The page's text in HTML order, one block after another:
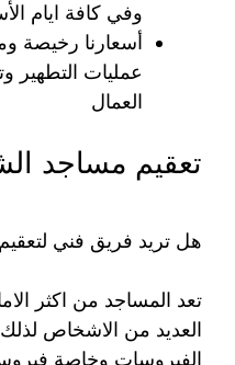
وفي كافة ايام
أسعارنا رخيصة
عمليات التطهير
العمال
تعقيم مساجد
هل تريد فريق فني
تعد المساجد من اكثر
العديد من الاشخاص لذلك
الفيروسات وخاصة